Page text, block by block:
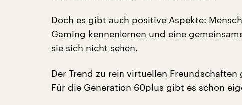
Doch es gibt auch positive Aspekte:
Gaming kennenlernen und eine
sie sich nicht sehen.
Der Trend zu rein virtuellen
Für die Generation 60plus gibt es schon